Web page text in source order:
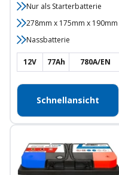
Nur als Starterbatterie
278mm x 175mm x 190mm
Nassbatterie
12V 77Ah 780A/EN
Schnellansicht